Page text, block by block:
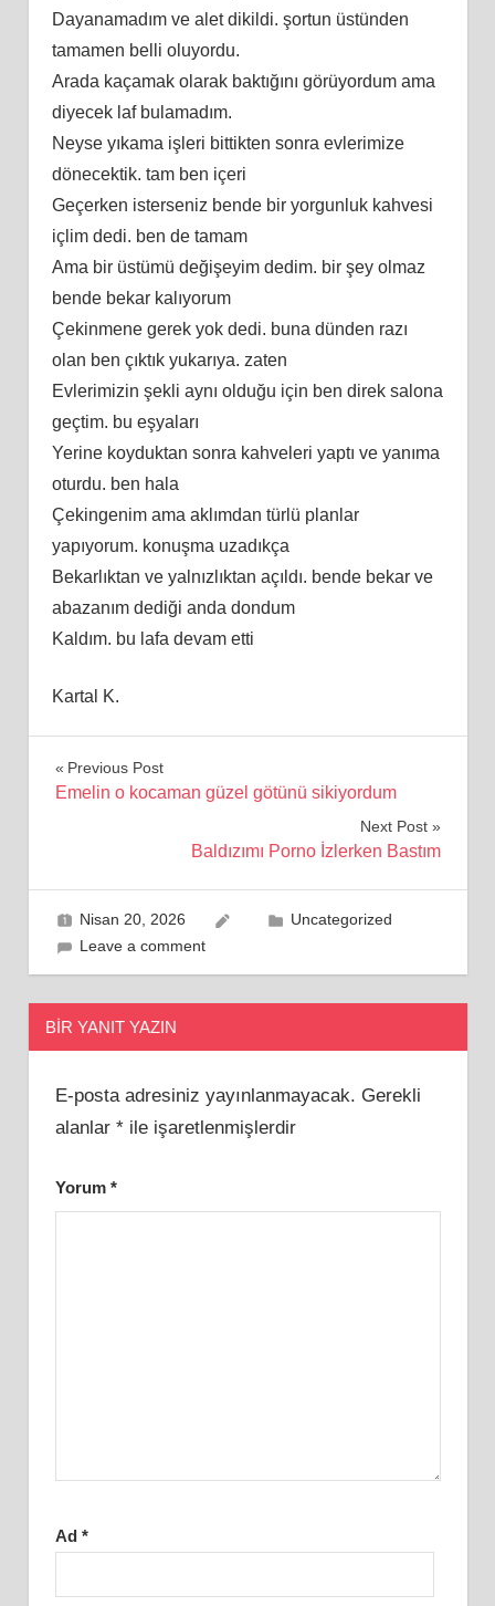
Dayanamadım ve alet dikildi. şortun üstünden
tamamen belli oluyordu.
Arada kaçamak olarak baktığını görüyordum ama
diyecek laf bulamadım.
Neyse yıkama işleri bittikten sonra evlerimize
dönecektik. tam ben içeri
Geçerken isterseniz bende bir yorgunluk kahvesi
içlim dedi. ben de tamam
Ama bir üstümü değişeyim dedim. bir şey olmaz
bende bekar kalıyorum
Çekinmene gerek yok dedi. buna dünden razı
olan ben çıktık yukarıya. zaten
Evlerimizin şekli aynı olduğu için ben direk salona
geçtim. bu eşyaları
Yerine koyduktan sonra kahveleri yaptı ve yanıma
oturdu. ben hala
Çekingenim ama aklımdan türlü planlar
yapıyorum. konuşma uzadıkça
Bekarlıktan ve yalnızlıktan açıldı. bende bekar ve
abazanım dediği anda dondum
Kaldım. bu lafa devam etti
Kartal K.
Yazı
Previous Post
Emelin o kocaman güzel götünü sikiyordum
Next Post
Baldızımı Porno İzlerken Bastım
Nisan 20, 2026
Uncategorized
Leave a comment
BIR YANIT YAZIN
E-posta adresiniz yayınlanmayacak. Gerekli
alanlar *ile işaretlenmişlerdir
Yorum *
Ad *